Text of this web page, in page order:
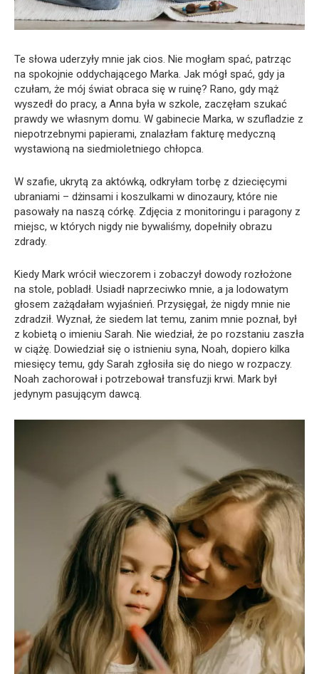
Te słowa uderzyły mnie jak cios. Nie mogłam spać, patrząc
na spokojnie oddychającego Marka. Jak mógł spać, gdy ja
czułam, że mój świat obraca się w ruinę? Rano, gdy mąż
wyszedł do pracy, a Anna była w szkole, zaczęłam szukać
prawdy we własnym domu. W gabinecie Marka, w szufladzie z
niepotrzebnymi papierami, znalazłam fakturę medyczną
wystawioną na siedmioletniego chłopca.
W szafie, ukrytą za aktówką, odkryłam torbę z dziecięcymi
ubraniami – dżinsami i koszulkami w dinozaury, które nie
pasowały na naszą córkę. Zdjęcia z monitoringu i paragony z
miejsc, w których nigdy nie bywaliśmy, dopełniły obrazu
zdrady.
Kiedy Mark wrócił wieczorem i zobaczył dowody rozłożone
na stole, pobladł. Usiadł naprzeciwko mnie, a ja lodowatym
głosem zażądałam wyjaśnień. Przysięgał, że nigdy mnie nie
zdradził. Wyznał, że siedem lat temu, zanim mnie poznał, był
z kobietą o imieniu Sarah. Nie wiedział, że po rozstaniu zaszła
w ciążę. Dowiedział się o istnieniu syna, Noah, dopiero kilka
miesięcy temu, gdy Sarah zgłosiła się do niego w rozpaczy.
Noah zachorował i potrzebował transfuzji krwi. Mark był
jedynym pasującym dawcą.